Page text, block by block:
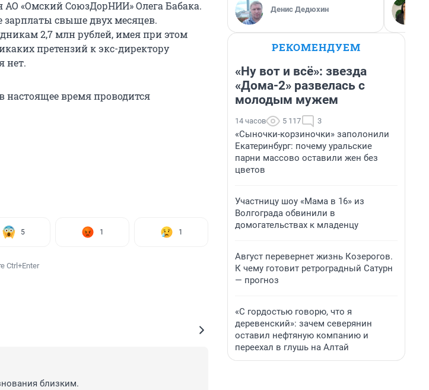
«Омский СоюзДорНИИ» Олега Бабака.
зарплаты свыше двух месяцев.
2,7 млн рублей, имея при этом
претензий к экс-директору
нет.
время проводится
5 1 1
Ctrl+Enter
близким.
Денис Дедюхин
РЕКОМЕНДУЕМ
«Ну вот и всё»: звезда
«Дома-2» развелась с
молодым мужем
14 часов 5 117 3
«Сыночки-корзиночки» заполонили
Екатеринбург: почему уральские
парни массово оставили жен без
цветов
Участницу шоу «Мама в 16» из
Волгограда обвинили в
домогательствах к младенцу
Август перевернет жизнь Козерогов.
К чему готовит ретроградный Сатурн
— прогноз
«С гордостью говорю, что я
деревенский»: зачем северянин
оставил нефтяную компанию и
переехал в глушь на Алтай